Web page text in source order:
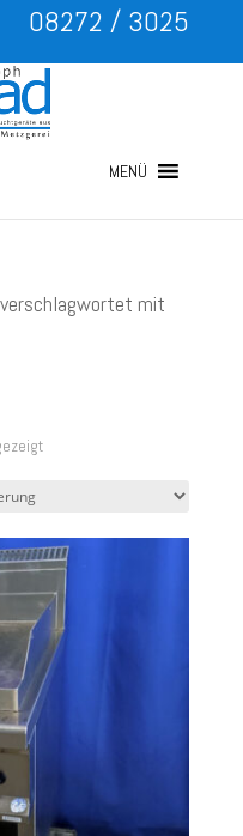
08272 / 3025
MENÜ
mit